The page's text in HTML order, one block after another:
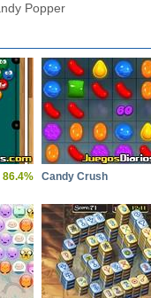
Popper
86.4% Candy Crush